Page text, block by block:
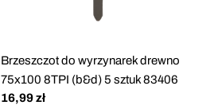
Brzeszczot do wyrzynarek drewno
75x100 8TPI (b&d) 5 sztuk 83406
Cena
16,99 zł